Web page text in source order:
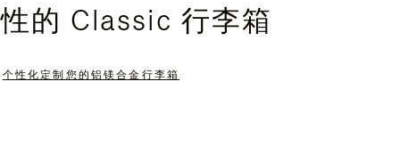
的 Classic 行李箱
个性化定制您的铝镁合金行李箱